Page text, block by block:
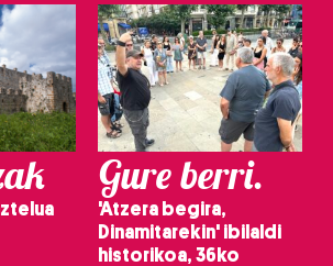
dizute baimenik eskatzen, eta beren
legitimoetan babesten dira. Ikusi gure
beren ustez zein helburutarako
eta horren aurka nola egin
prozesatzeko moduari
gehiago eta ezarri zure lehentasunak
unetan alda edo ken dezakezu
adierazpenean.
Gure berri.
'Atzera begira,
Dinamitarekin' ibilaldi
historikoa, 36ko